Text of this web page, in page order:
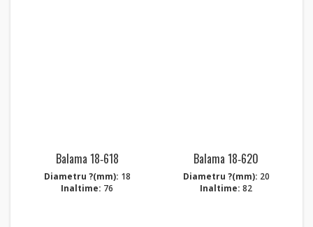
Balama 18‑618
Diametru ?(mm): 18
Inaltime: 76
Balama 18‑620
Diametru ?(mm): 20
Inaltime: 82